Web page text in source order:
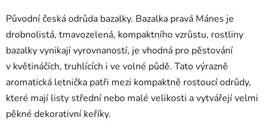
Původní česká odrůda bazalky. Bazalka pravá Mánes je
drobnolistá, tmavozelená, kompaktního vzrůstu, rostliny
bazalky vynikají vyrovnaností, je vhodná pro pěstování
v květináčích, truhlících i ve volné půdě. Tato výrazně
aromatická letnička patři mezi kompaktně rostoucí odrůdy,
které mají listy střední nebo malé velikosti a vytvářejí velmi
pěkné dekorativní keříky.